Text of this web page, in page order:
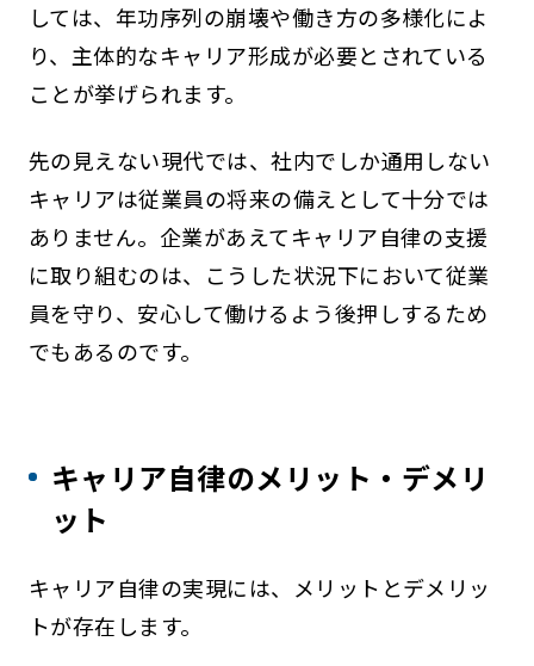
しては、年功序列の崩壊や働き方の多様化によ
り、主体的なキャリア形成が必要とされている
ことが挙げられます。
先の見えない現代では、社内でしか通用しない
キャリアは従業員の将来の備えとして十分では
ありません。企業があえてキャリア自律の支援
に取り組むのは、こうした状況下において従業
員を守り、安心して働けるよう後押しするため
でもあるのです。
キャリア自律のメリット・デメリ
ット
キャリア自律の実現には、メリットとデメリッ
トが存在します。